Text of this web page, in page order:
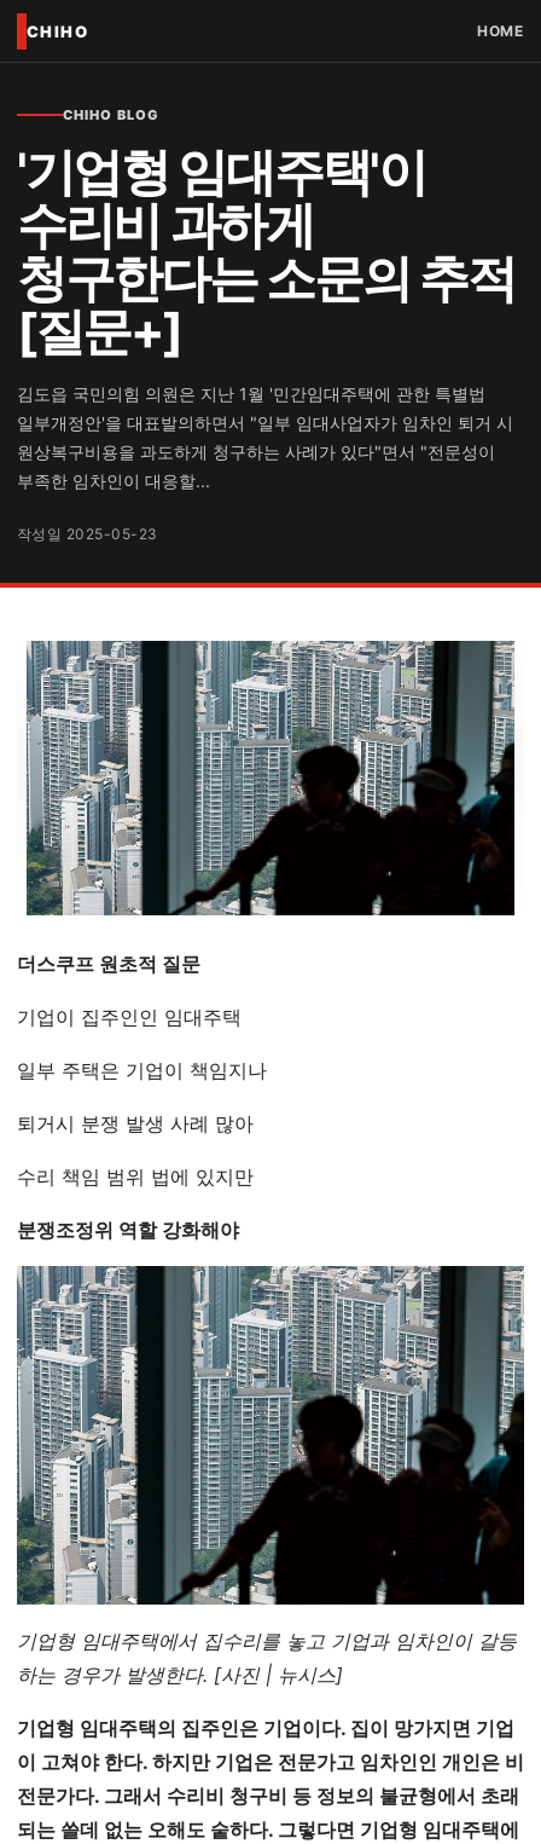
CHIHO HOME
CHIHO BLOG
'기업형 임대주택'이
수리비 과하게
청구한다는 소문의 추적
[질문+]
김도읍 국민의힘 의원은 지난 1월 '민간임대주택에 관한 특별법
일부개정안'을 대표발의하면서 "일부 임대사업자가 임차인 퇴거 시
원상복구비용을 과도하게 청구하는 사례가 있다"면서 "전문성이
부족한 임차인이 대응할...
작성일 2025-05-23
더스쿠프 원초적 질문
기업이 집주인인 임대주택
일부 주택은 기업이 책임지나
퇴거시 분쟁 발생 사례 많아
수리 책임 범위 법에 있지만
분쟁조정위 역할 강화해야
기업형 임대주택에서 집수리를 놓고 기업과 임차인이 갈등
하는 경우가 발생한다. [사진 | 뉴시스]
기업형 임대주택의 집주인은 기업이다. 집이 망가지면 기업
이 고쳐야 한다. 하지만 기업은 전문가고 임차인인 개인은 비
전문가다. 그래서 수리비 청구비 등 정보의 불균형에서 초래
되는 쓸데 없는 오해도 숱하다. 그렇다면 기업형 임대주택에